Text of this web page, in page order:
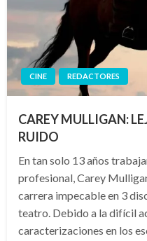
CINE REDACTORES
CAREY MULLIGAN:
RUIDO
En tan solo 13 años
profesional, Carey
carrera impecable en 3
teatro. Debido a la difícil
caracterizaciones en los